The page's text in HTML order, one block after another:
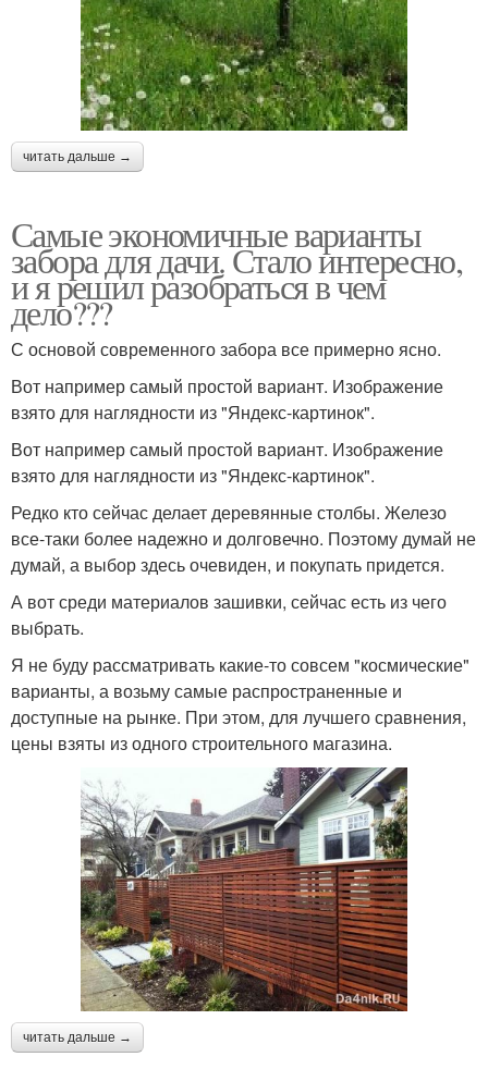
читать дальше →
Самые экономичные варианты
забора для дачи. Стало интересно,
и я решил разобраться в чем
дело???
С основой современного забора все примерно ясно.
Вот например самый простой вариант. Изображение
взято для наглядности из "Яндекс-картинок".
Вот например самый простой вариант. Изображение
взято для наглядности из "Яндекс-картинок".
Редко кто сейчас делает деревянные столбы. Железо
все-таки более надежно и долговечно. Поэтому думай не
думай, а выбор здесь очевиден, и покупать придется.
А вот среди материалов зашивки, сейчас есть из чего
выбрать.
Я не буду рассматривать какие-то совсем "космические"
варианты, а возьму самые распространенные и
доступные на рынке. При этом, для лучшего сравнения,
цены взяты из одного строительного магазина.
читать дальше →